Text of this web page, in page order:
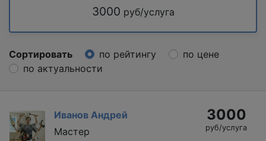
3000 руб/услуга
Сортировать по рейтингу
по цене
по актуальности
Иванов Андрей
Мастер
3000
руб/услуга